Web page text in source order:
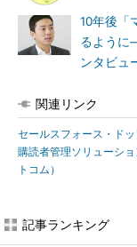
10年後「
るように
ンタビュ
関連リンク
セールスフォース・ド
購読者管理ソリューシ
トコム）
記事ランキング